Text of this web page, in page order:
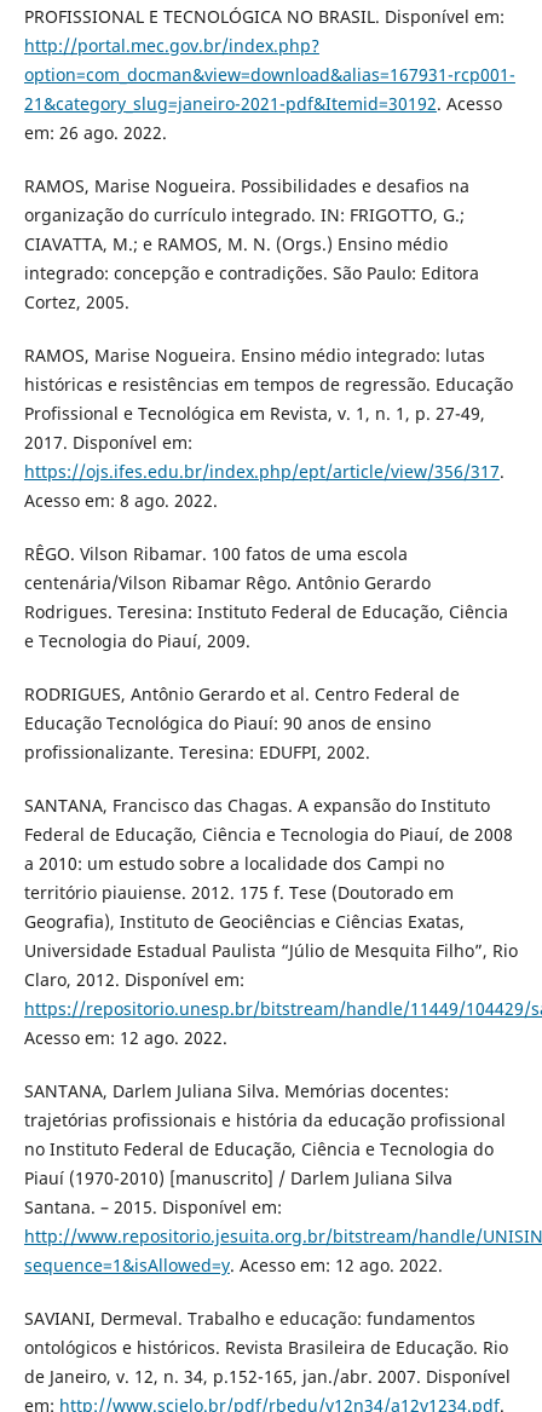
PROFISSIONAL E TECNOLÓGICA NO BRASIL. Disponível em:
http://portal.mec.gov.br/index.php?
option=com_docman&view=download&alias=167931-rcp001-
21&category_slug=janeiro-2021-pdf&Itemid=30192. Acesso
em: 26 ago. 2022.
RAMOS, Marise Nogueira. Possibilidades e desafios na
organização do currículo integrado. IN: FRIGOTTO, G.;
CIAVATTA, M.; e RAMOS, M. N. (Orgs.) Ensino médio
integrado: concepção e contradições. São Paulo: Editora
Cortez, 2005.
RAMOS, Marise Nogueira. Ensino médio integrado: lutas
históricas e resistências em tempos de regressão. Educação
Profissional e Tecnológica em Revista, v. 1, n. 1, p. 27-49,
2017. Disponível em:
https://ojs.ifes.edu.br/index.php/ept/article/view/356/317.
Acesso em: 8 ago. 2022.
RÊGO. Vilson Ribamar. 100 fatos de uma escola
centenária/Vilson Ribamar Rêgo. Antônio Gerardo
Rodrigues. Teresina: Instituto Federal de Educação, Ciência
e Tecnologia do Piauí, 2009.
RODRIGUES, Antônio Gerardo et al. Centro Federal de
Educação Tecnológica do Piauí: 90 anos de ensino
profissionalizante. Teresina: EDUFPI, 2002.
SANTANA, Francisco das Chagas. A expansão do Instituto
Federal de Educação, Ciência e Tecnologia do Piauí, de 2008
a 2010: um estudo sobre a localidade dos Campi no
território piauiense. 2012. 175 f. Tese (Doutorado em
Geografia), Instituto de Geociências e Ciências Exatas,
Universidade Estadual Paulista “Júlio de Mesquita Filho”, Rio
Claro, 2012. Disponível em:
https://repositorio.unesp.br/bitstream/handle/11449/104429/
Acesso em: 12 ago. 2022.
SANTANA, Darlem Juliana Silva. Memórias docentes:
trajetórias profissionais e história da educação profissional
no Instituto Federal de Educação, Ciência e Tecnologia do
Piauí (1970-2010) [manuscrito] / Darlem Juliana Silva
Santana. – 2015. Disponível em:
http://www.repositorio.jesuita.org.br/bitstream/handle/
sequence=1&isAllowed=y. Acesso em: 12 ago. 2022.
SAVIANI, Dermeval. Trabalho e educação: fundamentos
ontológicos e históricos. Revista Brasileira de Educação. Rio
de Janeiro, v. 12, n. 34, p.152-165, jan./abr. 2007. Disponível
em: http://www.scielo.br/pdf/rbedu/v12n34/a12v1234.pdf.